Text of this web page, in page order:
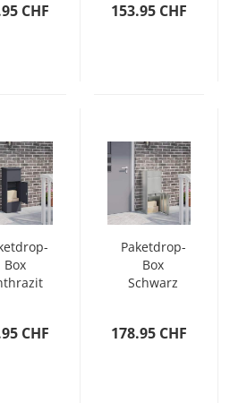
CHF 153.95 CHF
Box
StahlCHF
Paketdrop-
Box
Schwarz
Verzinkter
178.95 CHF